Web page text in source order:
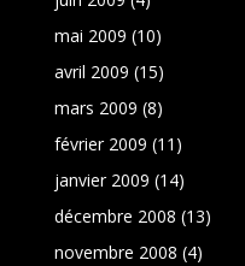
mai 2009 (10)
avril 2009 (15)
mars 2009 (8)
février 2009 (11)
janvier 2009 (14)
décembre 2008 (13)
novembre 2008 (4)